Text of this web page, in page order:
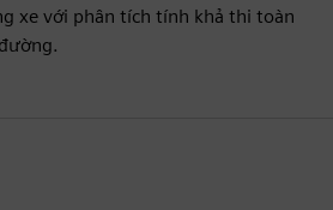
xe với phân tích tính khả thi toàn